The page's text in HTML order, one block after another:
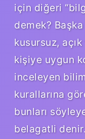
için diğeri
demek?
kusursuz,
kişiye uygun
inceleyen
kurallarına
bunları
belagatli